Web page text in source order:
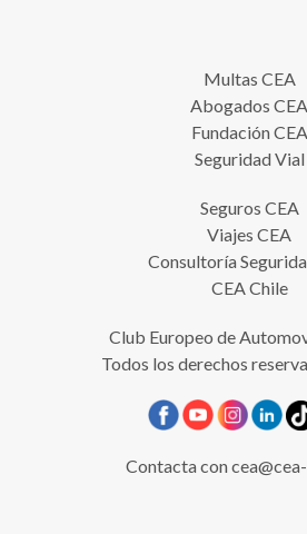
Multas CEA
Abogados CEA
Fundación CEA
Seguridad Vial
Seguros CEA
Viajes CEA
Consultoría
CEA Chile
Club Europeo de
Todos los derechos
Contacta con